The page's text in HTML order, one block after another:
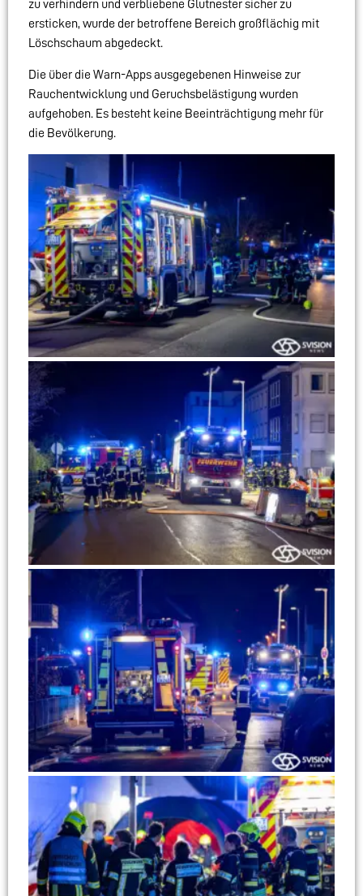
zu verhindern und verbliebene Glutnester sicher zu
ersticken, wurde der betroffene Bereich großflächig mit
Löschschaum abgedeckt.
Die über die Warn-Apps ausgegebenen Hinweise zur
Rauchentwicklung und Geruchsbelästigung wurden
aufgehoben. Es besteht keine Beeinträchtigung mehr für
die Bevölkerung.